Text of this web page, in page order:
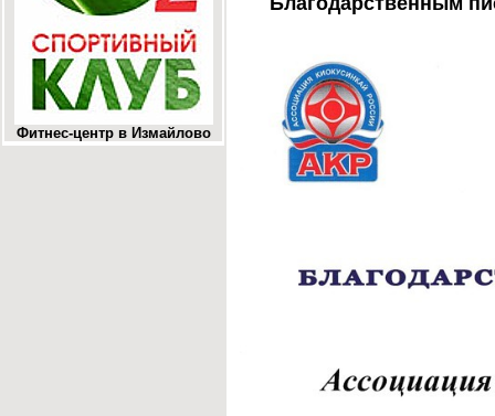
Фитнес-центр в Измайлово